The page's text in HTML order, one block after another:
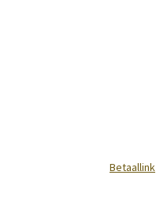
Betaallink